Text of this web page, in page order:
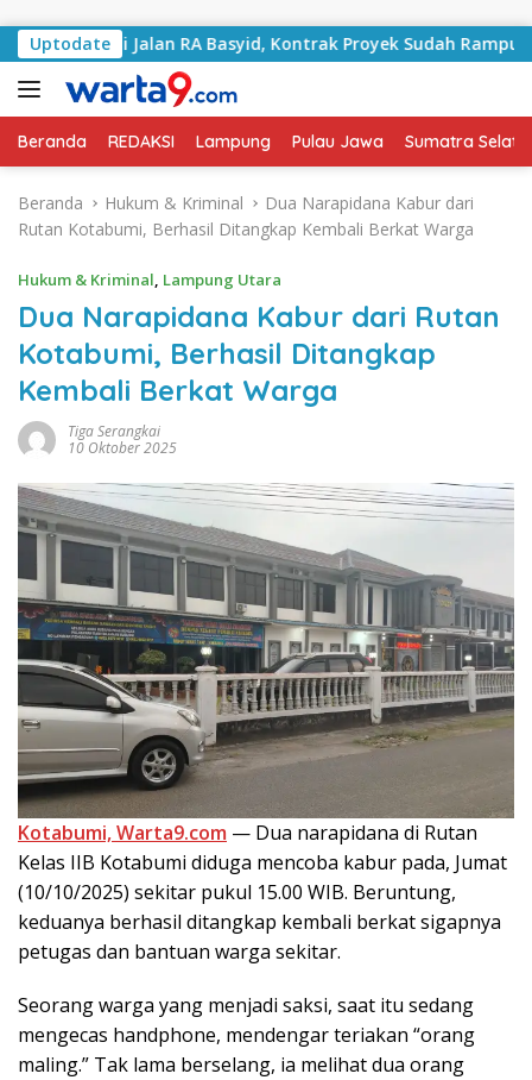
Uptodate
Jalan RA Basyid, Kontrak Proyek Sudah Rampung
Beranda REDAKSI Lampung Pulau Jawa Sumatra
Beranda Hukum & Kriminal
Dua Narapidana Kabur dari
Rutan Kotabumi, Berhasil Ditangkap Kembali Berkat Warga
Hukum & Kriminal, Lampung Utara
Dua Narapidana Kabur dari Rutan
Kotabumi, Berhasil Ditangkap
Kembali Berkat Warga
Tiga Serangkai
10 Oktober 2025
Kotabumi, Warta9.com — Dua narapidana di Rutan
Kelas IIB Kotabumi diduga mencoba kabur pada, Jumat
(10/10/2025) sekitar pukul 15.00 WIB. Beruntung,
keduanya berhasil ditangkap kembali berkat sigapnya
petugas dan bantuan warga sekitar.
Seorang warga yang menjadi saksi, saat itu sedang
mengecas handphone, mendengar teriakan “orang
maling.” Tak lama berselang, ia melihat dua orang